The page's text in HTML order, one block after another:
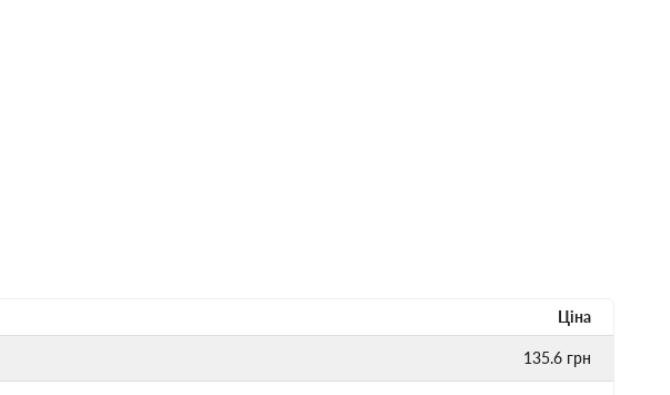
Ціна
135.6 грн